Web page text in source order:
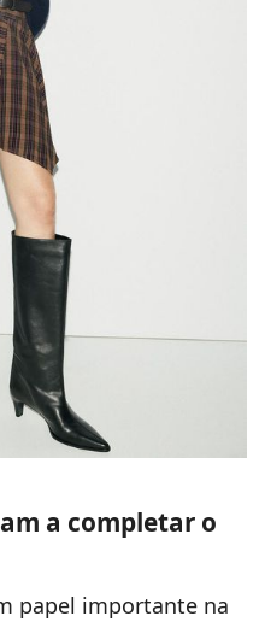
a completar o
papel importante na